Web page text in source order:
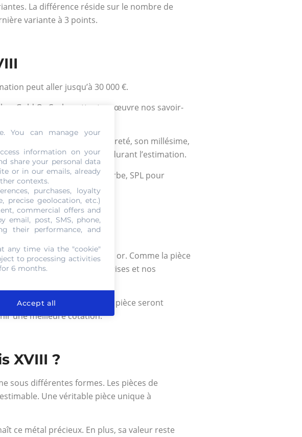
La différence réside sur le nombre de
variante à 3 points.
peut aller jusqu’à 30 000 €.
Gold Or Cash mettent en œuvre nos savoir-
année de fabrication, sa rareté, son millésime,
toutes ces informations durant l’estimation.
Très Beau, SUP pour Superbe, SPL pour
à valoriser votre pièce en or. Comme la pièce
Nous proposons nos maîtrises et nos
spécifiques à la pièce seront
une meilleure cotation.
XVIII ?
sous différentes formes. Les pièces de
Une véritable pièce unique à
ce métal précieux. En plus, sa valeur reste
You can manage your
information on your
share your personal data
or in our emails, already
contexts.
purchases, loyalty
precise geolocation, etc.)
commercial offers and
email, post, SMS, phone,
their performance, and
any time via the "cookie"
to processing activities
6 months.
Accept all